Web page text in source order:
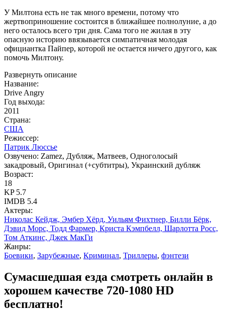
У Милтона есть не так много времени, потому что
жертвоприношение состоится в ближайшее полнолуние, а до
него осталось всего три дня. Сама того не жилая в эту
опасную историю ввязывается симпатичная молодая
официантка Пайпер, которой не остается ничего другого, как
помочь Милтону.
Развернуть описание
Название:
Drive Angry
Год выхода:
2011
Страна:
США
Режиссер:
Патрик Люссье
Озвучено: Zamez, Дубляж, Матвеев, Одноголосый
закадровый, Оригинал (+субтитры), Украинский дубляж
Возраст:
18
KP5.7
IMDB 5.4
Актеры:
Николас Кейдж, Эмбер Хёрд, Уильям Фихтнер, Билли Бёрк,
Дэвид Морс, Тодд Фармер, Криста Кэмпбелл, Шарлотта Росс,
Том Аткинс, Джек МакГи
Жанры:
Боевики, Зарубежные, Криминал, Триллеры, фэнтези
Сумасшедшая езда смотреть онлайн в
хорошем качестве 720-1080 HD
бесплатно!